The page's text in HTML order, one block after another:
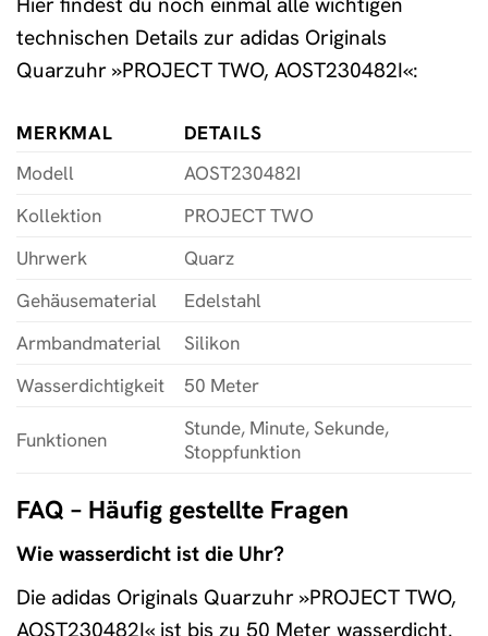
technischen Details zur adidas Originals
Quarzuhr »PROJECT TWO, AOST230482I«:
MERKMAL
DETAILS
Modell
AOST230482I
Kollektion
PROJECT TWO
Uhrwerk
Quarz
Gehäusematerial
Edelstahl
Armbandmaterial
Silikon
Wasserdichtigkeit
50 Meter
Funktionen
Stunde, Minute, Sekunde,
Stoppfunktion
FAQ – Häufig gestellte Fragen
Wie wasserdicht ist die Uhr?
Die adidas Originals Quarzuhr »PROJECT TWO,
AOST230482I« ist bis zu 50 Meter wasserdicht.